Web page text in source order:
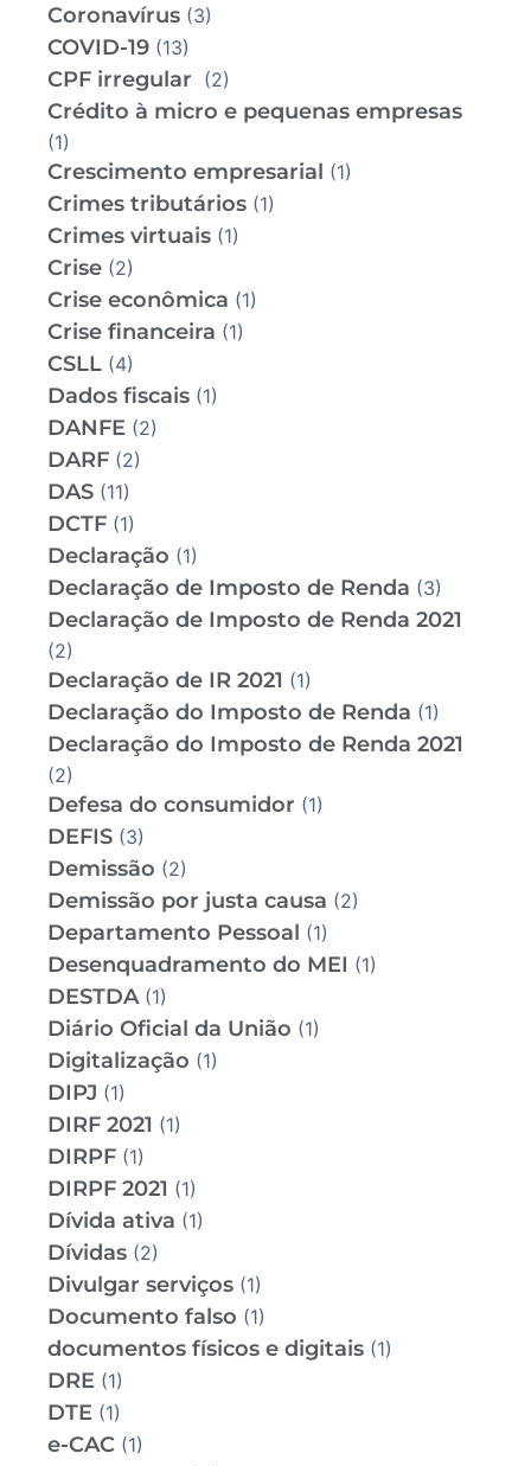
Coronavírus (3)
COVID-19 (13)
CPF irregular (2)
Crédito à micro e pequenas empresas
(1)
Crescimento empresarial (1)
Crimes tributários (1)
Crimes virtuais (1)
Crise (2)
Crise econômica (1)
Crise financeira (1)
CSLL (4)
Dados fiscais (1)
DANFE (2)
DARF (2)
DAS (11)
DCTF (1)
Declaração (1)
Declaração de Imposto de Renda (3)
Declaração de Imposto de Renda 2021
(2)
Declaração de IR 2021 (1)
Declaração do Imposto de Renda (1)
Declaração do Imposto de Renda 2021
(2)
Defesa do consumidor (1)
DEFIS (3)
Demissão (2)
Demissão por justa causa (2)
Departamento Pessoal (1)
Desenquadramento do MEI (1)
DESTDA(1)
Diário Oficial da União (1)
Digitalização (1)
DIPJ (1)
DIRF 2021 (1)
DIRPF (1)
DIRPF 2021 (1)
Dívida ativa (1)
Dívidas (2)
Divulgar serviços (1)
Documento falso (1)
documentos físicos e digitais (1)
DRE (1)
DTE (1)
e-CAC (1)